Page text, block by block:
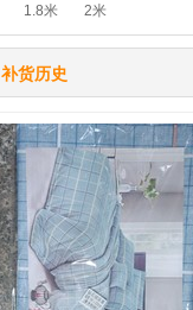
1.8米 2米
补货历史